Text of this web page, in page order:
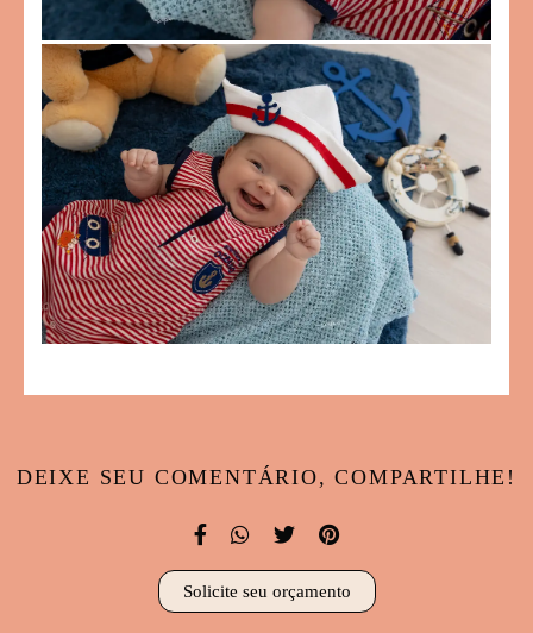
DEIXE SEU COMENTÁRIO, COMPARTILHE!
Solicite seu orçamento